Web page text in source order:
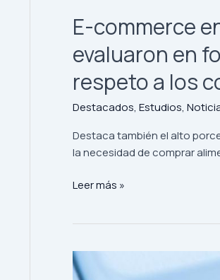
E-commerce
evaluaron en
respeto a los
Destacados, Estudios,
Destaca también el alto
la necesidad de comprar
avanzar
sobre
el
a
los
Leer más »
Estudios
de